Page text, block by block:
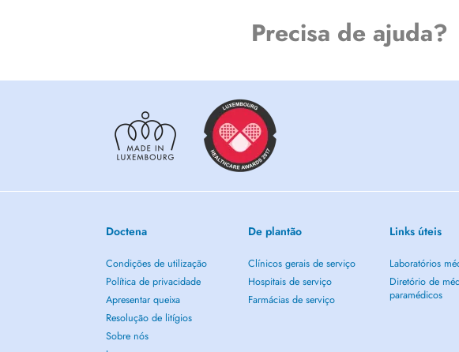
Precisa de ajuda?
Doctena
Condições de utilização
Política de privacidade
Apresentar queixa
Resolução de litígios
Sobre nós
De plantão
Clínicos gerais de serviço
Hospitais de serviço
Farmácias de serviço
Links úteis
Laboratórios
Diretório de
paramédicos